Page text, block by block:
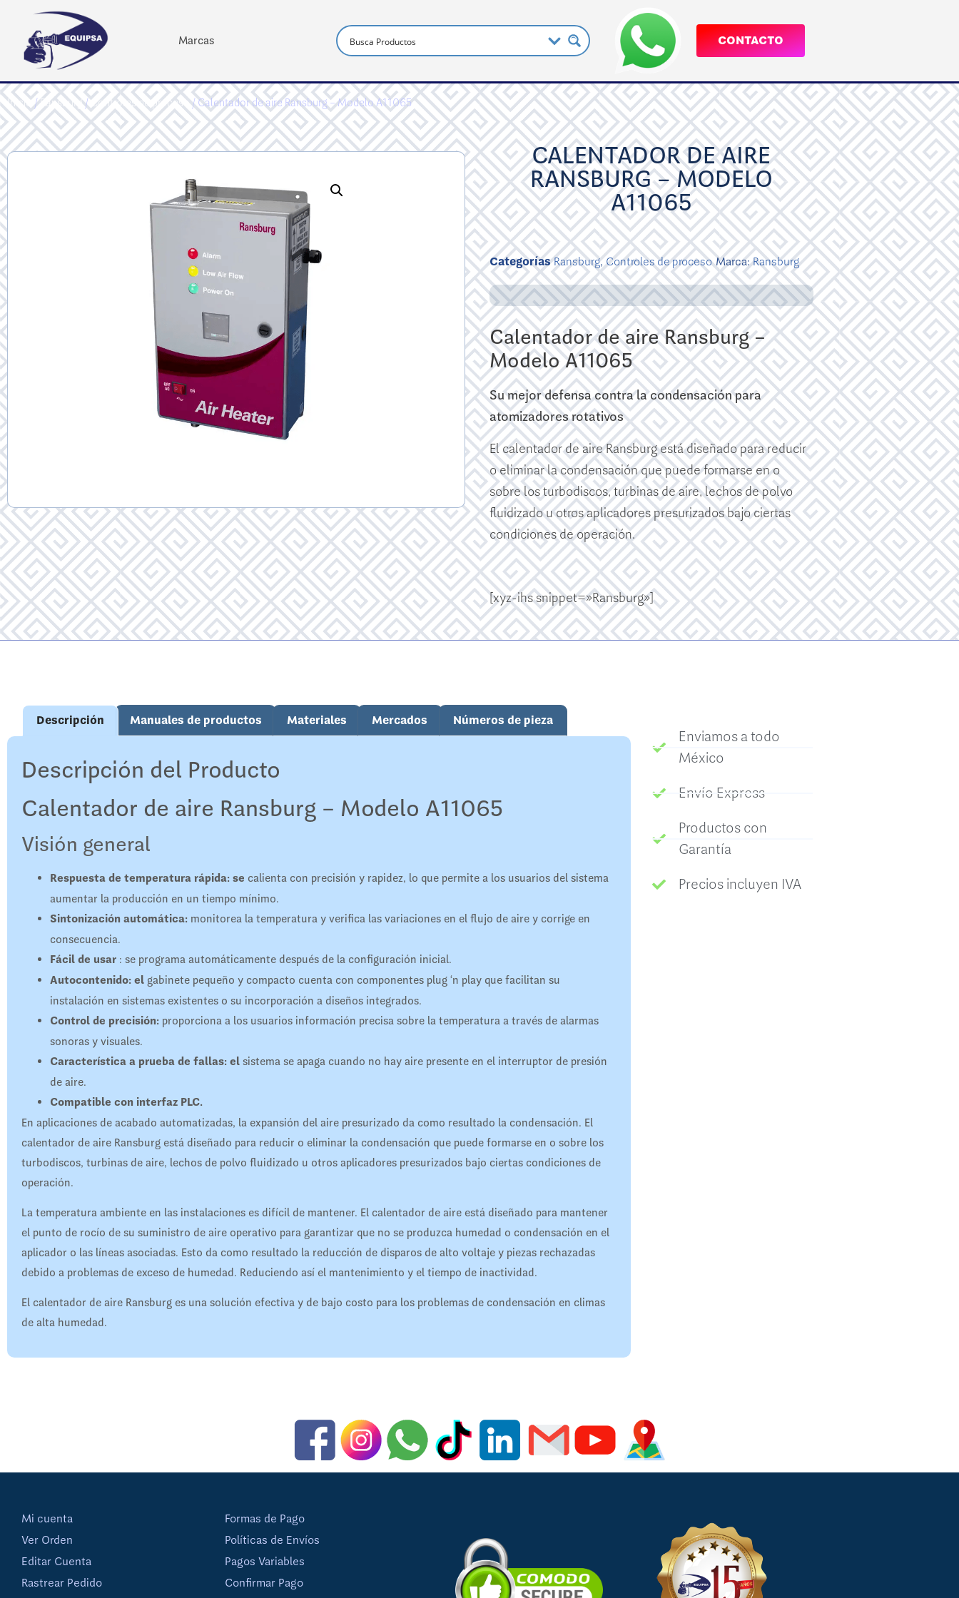
Marcas CONTACTO
Inicio/Ransburg/Controles de proceso/ Calentador de aire Ransburg – Modelo A11065
CALENTADOR DE AIRE
RANSBURG – MODELO
A11065
CategoríasRansburg,Controles de proceso Marca:Ransburg
Calentador de aire Ransburg –
Modelo A11065
Su mejor defensa contra la condensación para
atomizadores rotativos
El calentador de aire Ransburg está diseñado para reducir
o eliminar la condensación que puede formarse en o
sobre los turbodiscos, turbinas de aire, lechos de polvo
fluidizado u otros aplicadores presurizados bajo ciertas
condiciones de operación.
[xyz-ihs snippet=»Ransburg»]
Descripción Manuales de productos Materiales Mercados Números de pieza
Descripción del Producto
Calentador de aire Ransburg – Modelo A11065
Visión general
Respuesta de temperatura rápida: se calienta con precisión y rapidez, lo que permite a los usuarios del sistema
aumentar la producción en un tiempo mínimo.
Sintonización automática: monitorea la temperatura y verifica las variaciones en el flujo de aire y corrige en
consecuencia.
Fácil de usar : se programa automáticamente después de la configuración inicial.
Autocontenido: el gabinete pequeño y compacto cuenta con componentes plug ‘n play que facilitan su
instalación en sistemas existentes o su incorporación a diseños integrados.
Control de precisión: proporciona a los usuarios información precisa sobre la temperatura a través de alarmas
sonoras y visuales.
Característica a prueba de fallas: el sistema se apaga cuando no hay aire presente en el interruptor de presión
de aire.
Compatible con interfaz PLC.
En aplicaciones de acabado automatizadas, la expansión del aire presurizado da como resultado la condensación. El
calentador de aire Ransburg está diseñado para reducir o eliminar la condensación que puede formarse en o sobre los
turbodiscos, turbinas de aire, lechos de polvo fluidizado u otros aplicadores presurizados bajo ciertas condiciones de
operación.
La temperatura ambiente en las instalaciones es difícil de mantener. El calentador de aire está diseñado para mantener
el punto de rocío de su suministro de aire operativo para garantizar que no se produzca humedad o condensación en el
aplicador o las líneas asociadas. Esto da como resultado la reducción de disparos de alto voltaje y piezas rechazadas
debido a problemas de exceso de humedad. Reduciendo así el mantenimiento y el tiempo de inactividad.
El calentador de aire Ransburg es una solución efectiva y de bajo costo para los problemas de condensación en climas
de alta humedad.
Enviamos a todo
México
Envío Express
Productos con
Garantía
Precios incluyen IVA
Mi cuenta
Ver Orden
Editar Cuenta
Rastrear Pedido
Formas de Pago
Políticas de Envíos
Pagos Variables
Confirmar Pago